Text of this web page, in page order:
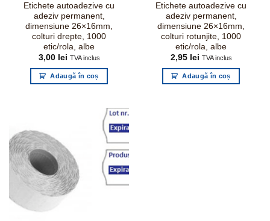
Etichete autoadezive cu
adeziv permanent,
dimensiune 26×16mm,
colturi drepte, 1000
etic/rola, albe
3,00 lei TVA inclus
Adaugă în coș
Etichete autoadezive cu
adeziv permanent,
dimensiune 26×16mm,
colturi rotunjite, 1000
etic/rola, albe
2,95 lei TVA inclus
Adaugă în coș